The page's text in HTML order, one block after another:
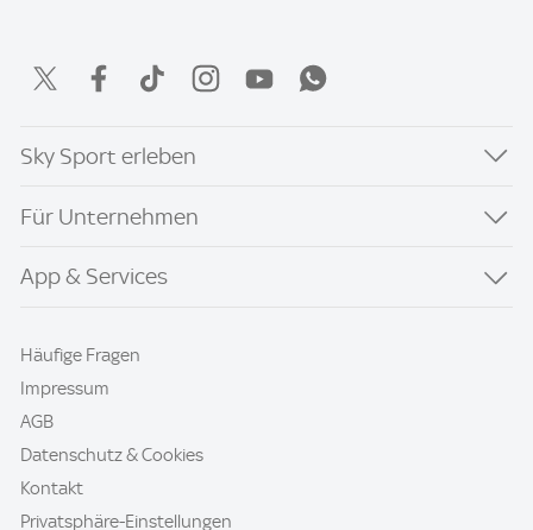
Sky Sport erleben
Für Unternehmen
App & Services
Häufige Fragen
Impressum
AGB
Datenschutz & Cookies
Kontakt
Privatsphäre-Einstellungen